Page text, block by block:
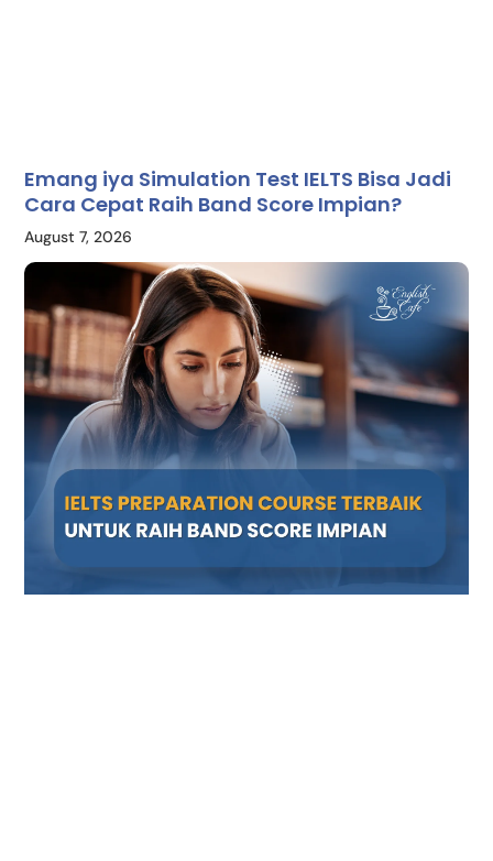
Emang iya Simulation Test IELTS Bisa Jadi
Cara Cepat Raih Band Score Impian?
August 7, 2026